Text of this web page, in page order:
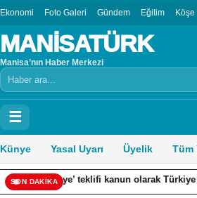
Ekonomi Foto Galeri Gündem Eğitim Köşe
MANİSATÜRK
Manisa’nın Haber Merkezi
Arama
☰
Künye Yasal Uyarı Üyelik Tüm
SON DAKİKA
olarak Türkiye Büyük Millet